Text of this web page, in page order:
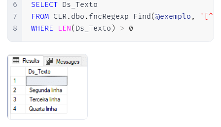
6
7
8
SELECT
FROM CLR. dbo . fncRegexp_Find(@exemplo ,
WHERE
LEN( Ds_Texto ) > 0